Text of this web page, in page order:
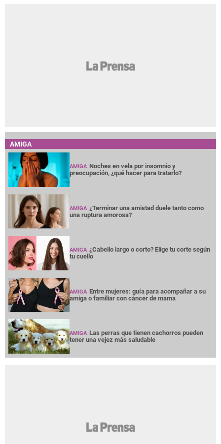
AMIGA
AMIGA Noches en vela por insomnio y
preocupación, ¿qué hacer para tratarlo?
AMIGA ¿Terminar una amistad duele tanto como
una ruptura amorosa?
AMIGA ¿Cabello largo o corto? Elige tu corte según
tu cuello
AMIGA Entre mujeres: guía para acompañar a su
amiga o familiar con cáncer de mama
AMIGA Las perras que tienen cachorros pueden
tener una vejez más saludable